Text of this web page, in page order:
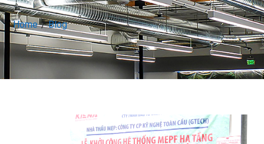
Home Blog